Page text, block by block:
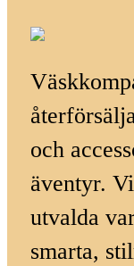
och
äventyr.
utvalda
smarta,